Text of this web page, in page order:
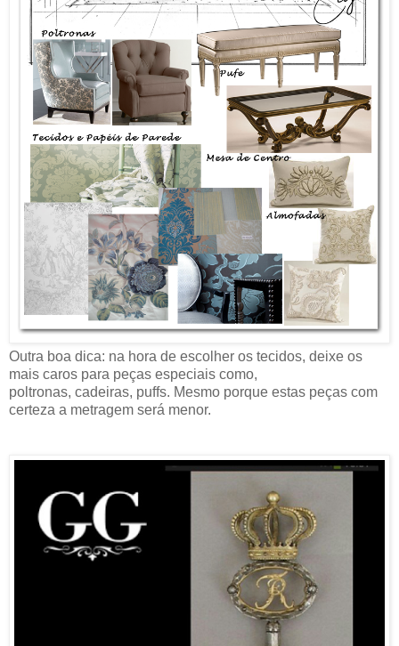
Outra boa dica: na hora de escolher os tecidos, deixe os
mais caros para peças especiais como,
poltronas, cadeiras, puffs. Mesmo porque estas peças com
certeza a metragem será menor.